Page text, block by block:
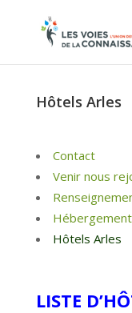
Hôtels Arles
Contact
Venir nous
Hôtels Arles
LISTE